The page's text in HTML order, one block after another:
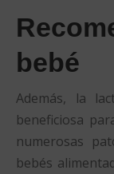
bebé
Además, la
beneficiosa
numerosas
bebés